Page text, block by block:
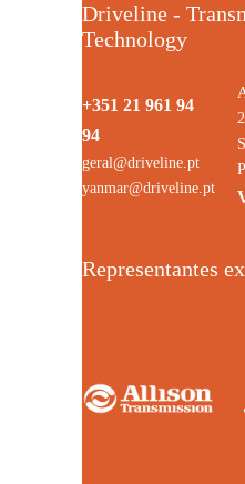
Driveline -
Technology
+351 21 961 94
94
geral@driveline.pt
yanmar@driveline.pt
Representantes